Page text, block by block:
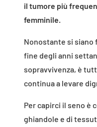
il tumore più
femminile.
Nonostante si siano
fine degli anni
sopravvivenza, è
continua a levare
Per capirci il seno è
ghiandole e di